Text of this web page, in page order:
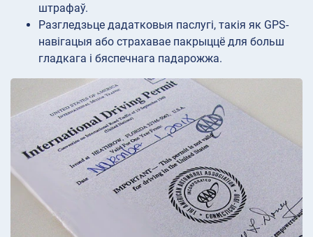
штрафаў.
Разгледзьце дадатковыя паслугі, такія як GPS-
навігацыя або страхавае пакрыццё для больш
гладкага і бяспечнага падарожжа.